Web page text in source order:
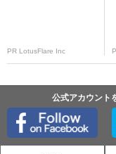
PR LotusFlare Inc
公式アカウント